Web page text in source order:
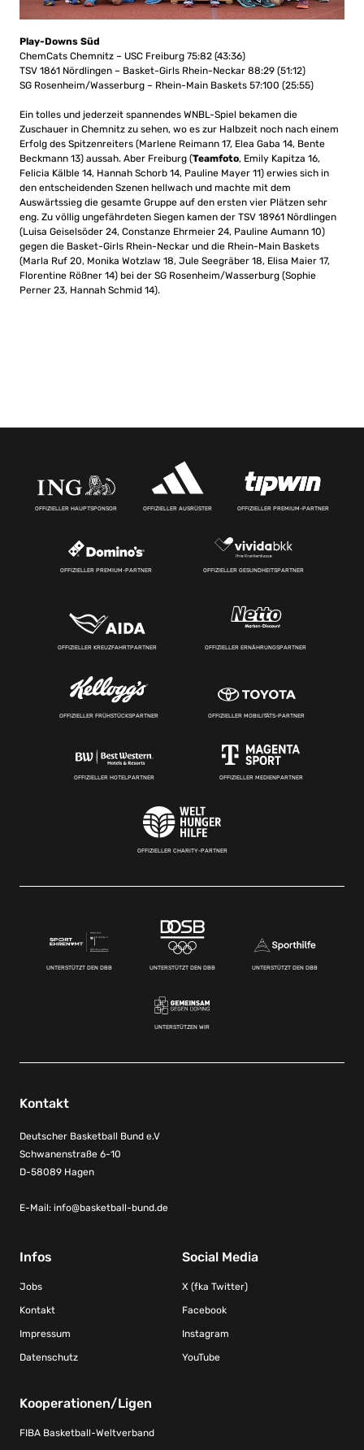
Play-Downs Süd
ChemCats Chemnitz – USC Freiburg 75:82 (43:36)
TSV 1861 Nördlingen – Basket-Girls Rhein-Neckar 88:29 (51:12)
SG Rosenheim/Wasserburg – Rhein-Main Baskets 57:100 (25:55)
Ein tolles und jederzeit spannendes WNBL-Spiel bekamen die
Zuschauer in Chemnitz zu sehen, wo es zur Halbzeit noch nach einem
Erfolg des Spitzenreiters (Marlene Reimann 17, Elea Gaba 14, Bente
Beckmann 13) aussah. Aber Freiburg (Teamfoto, Emily Kapitza 16,
Felicia Kälble 14, Hannah Schorb 14, Pauline Mayer 11) erwies sich in
den entscheidenden Szenen hellwach und machte mit dem
Auswärtssieg die gesamte Gruppe auf den ersten vier Plätzen sehr
eng. Zu völlig ungefährdeten Siegen kamen der TSV 18961 Nördlingen
(Luisa Geiselsöder 24, Constanze Ehrmeier 24, Pauline Aumann 10)
gegen die Basket-Girls Rhein-Neckar und die Rhein-Main Baskets
(Marla Ruf 20, Monika Wotzlaw 18, Jule Seegräber 18, Elisa Maier 17,
Florentine Rößner 14) bei der SG Rosenheim/Wasserburg (Sophie
Perner 23, Hannah Schmid 14).
OFFIZIELLER HAUPTSPONSOR OFFIZIELLER AUSRÜSTER OFFIZIELLER PREMIUM-PARTNER
OFFIZIELLER PREMIUM-PARTNER OFFIZIELLER GESUNDHEITSPARTNER
OFFIZIELLER KREUZFAHRTPARTNER OFFIZIELLER ERNÄHRUNGSPARTNER
OFFIZIELLER FRÜHSTÜCKSPARTNER OFFIZIELLER MOBILITÄTS-PARTNER
OFFIZIELLER HOTELPARTNER OFFIZIELLER MEDIENPARTNER
OFFIZIELLER CHARITY-PARTNER
UNTERSTÜTZT DEN DBB UNTERSTÜTZT DEN DBB UNTERSTÜTZT DEN DBB
UNTERSTÜTZEN WIR
Kontakt
Deutscher Basketball Bund e.V
Schwanenstraße 6-10
D-58089 Hagen
E-Mail: info@basketball-bund.de
Infos
Jobs
Kontakt
Impressum
Datenschutz
Social Media
X (fka Twitter)
Facebook
Instagram
YouTube
Kooperationen/Ligen
FIBA Basketball-Weltverband